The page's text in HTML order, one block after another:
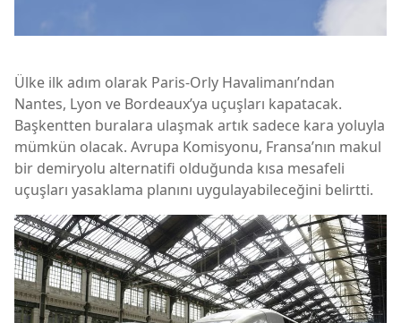
Ülke ilk adım olarak Paris-Orly Havalimanı’ndan
Nantes, Lyon ve Bordeaux’ya uçuşları kapatacak.
Başkentten buralara ulaşmak artık sadece kara yoluyla
mümkün olacak. Avrupa Komisyonu, Fransa’nın makul
bir demiryolu alternatifi olduğunda kısa mesafeli
uçuşları yasaklama planını uygulayabileceğini belirtti.